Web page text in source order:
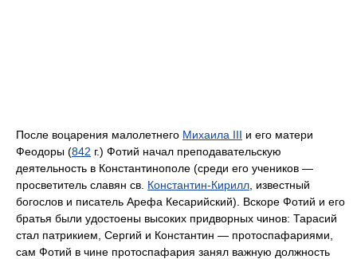
После воцарения малолетнего Михаила III и его матери
Феодоры (842 г.) Фотий начал преподавательскую
деятельность в Константинополе (среди его учеников —
просветитель славян св. Константин-Кирилл , известный
богослов и писатель Арефа Кесарийский). Вскоре Фотий и его
братья были удостоены высоких придворных чинов: Тарасий
стал патрикием, Сергий и Константин — протоспафариями,
сам Фотий в чине протоспафария занял важную должность